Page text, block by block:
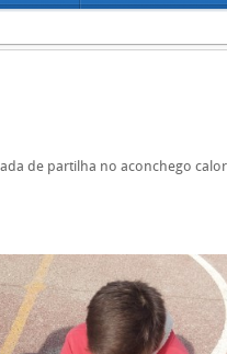
de partilha no aconchego